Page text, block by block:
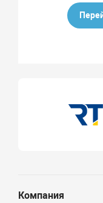
Компания